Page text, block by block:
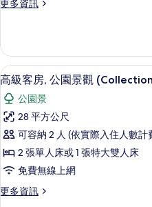
(Collection)
所
有
相
片
更多資訊
客
房
(Collection)
詳
情
顯
示
高
級
客
房,
公
園
6
高級客房, 公園景觀
公園景
28 平方公尺
可容納 2 人 (依實際入住人數計
2 張單人床或 1 張特大雙人床
免費無線上網
更多資訊
更